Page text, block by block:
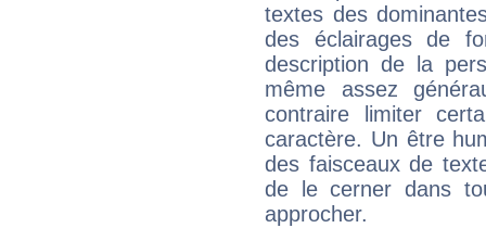
textes des
des éclairages de
description de la
même assez
contraire limiter
caractère. Un être
des faisceaux de
de le cerner dans
approcher.